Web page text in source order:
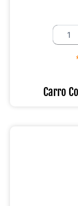
Carro
Conserje
Negro
Carro